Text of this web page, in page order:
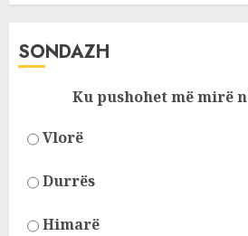
SONDAZH
Ku pushohet më mirë
Vlorë
Durrës
Himarë